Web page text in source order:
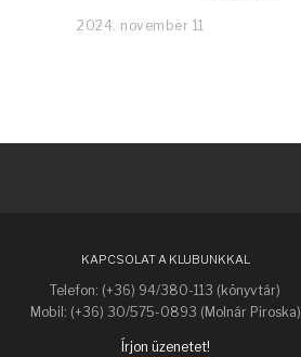
2024. november 11
KAPCSOLAT A KLUBUNKKAL
Telefon: (+36) 94/380-113 (könyvtár)
Mobil: (+36) 30/575-0893 (Molnár Piroska)
Írjon üzenetet!